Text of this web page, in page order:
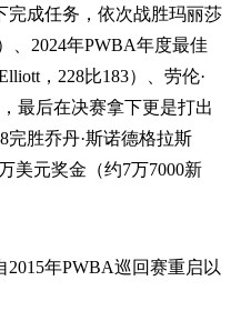
完成任务，依次战胜玛丽莎
、2024年PWBA年度最佳
，228比183）、劳伦·
最后在决赛拿下更是打出
完胜乔丹·斯诺德格拉斯
万美元奖金（约7万7000新
2015年PWBA巡回赛重启以